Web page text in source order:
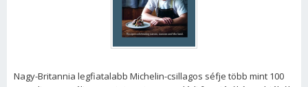
Nagy-Britannia legfiatalabb Michelin-csillagos séfje több mint 100